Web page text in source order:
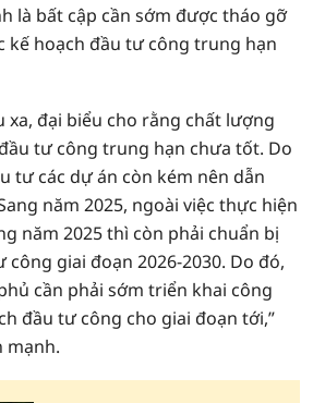
là bất cập cần sớm được tháo gỡ
kế hoạch đầu tư công trung hạn
xa, đại biểu cho rằng chất lượng
tư công trung hạn chưa tốt. Do
tư các dự án còn kém nên dẫn
năm 2025, ngoài việc thực hiện
năm 2025 thì còn phải chuẩn bị
công giai đoạn 2026-2030. Do đó,
cần phải sớm triển khai công
đầu tư công cho giai đoạn tới,”
mạnh.